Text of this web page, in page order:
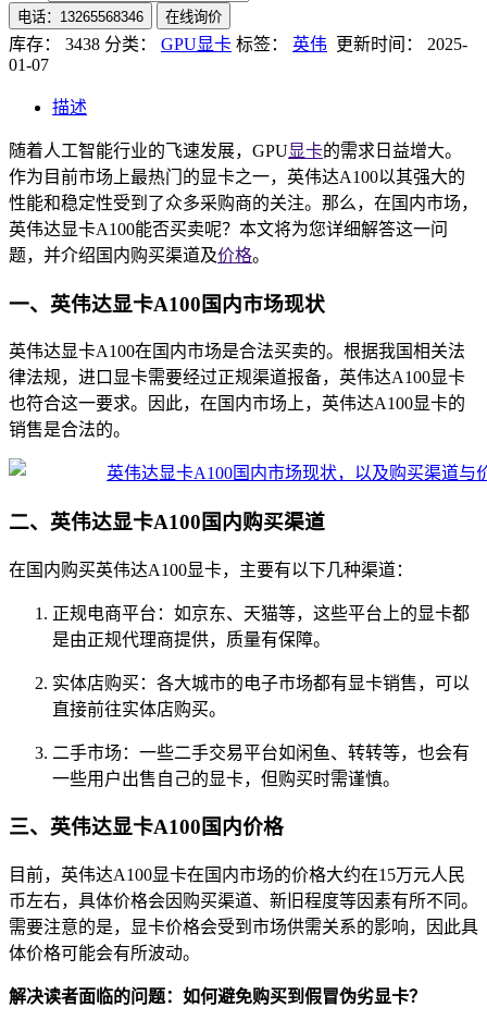
电话：13265568346 在线询价
库存： 3438 分类： GPU显卡 标签： 英伟
更新时间： 2025-
01-07
描述
随着人工智能行业的飞速发展，GPU显卡的需求日益增大。
作为目前市场上最热门的显卡之一，英伟达A100以其强大的
性能和稳定性受到了众多采购商的关注。那么，在国内市场，
英伟达显卡A100能否买卖呢？本文将为您详细解答这一问
题，并介绍国内购买渠道及价格。
一、英伟达显卡A100国内市场现状
英伟达显卡A100在国内市场是合法买卖的。根据我国相关法
律法规，进口显卡需要经过正规渠道报备，英伟达A100显卡
也符合这一要求。因此，在国内市场上，英伟达A100显卡的
销售是合法的。
二、英伟达显卡A100国内购买渠道
在国内购买英伟达A100显卡，主要有以下几种渠道：
正规电商平台：如京东、天猫等，这些平台上的显卡都
是由正规代理商提供，质量有保障。
实体店购买：各大城市的电子市场都有显卡销售，可以
直接前往实体店购买。
二手市场：一些二手交易平台如闲鱼、转转等，也会有
一些用户出售自己的显卡，但购买时需谨慎。
三、英伟达显卡A100国内价格
目前，英伟达A100显卡在国内市场的价格大约在15万元人民
币左右，具体价格会因购买渠道、新旧程度等因素有所不同。
需要注意的是，显卡价格会受到市场供需关系的影响，因此具
体价格可能会有所波动。
解决读者面临的问题：如何避免购买到假冒伪劣显卡？